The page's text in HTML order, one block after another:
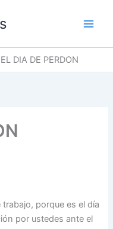
EL DIA DE PERDON
porque es el día
por ustedes ante el